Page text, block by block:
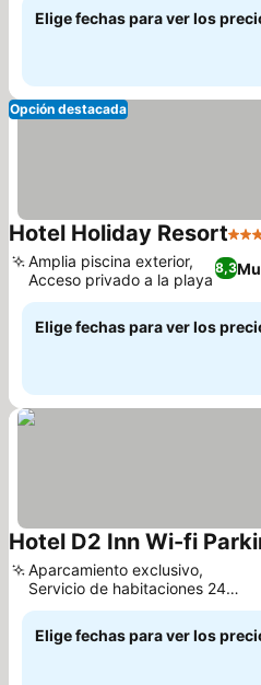
Elige fechas para ver los
Opción destacada
Hotel Holiday Resort3
8,3
Amplia piscina exterior,
Acceso privado a la playa
Elige fechas para ver los
Hotel D2 Inn Wi-fi
Aparcamiento exclusivo,
Servicio de habitaciones 24
horas
Elige fechas para ver los